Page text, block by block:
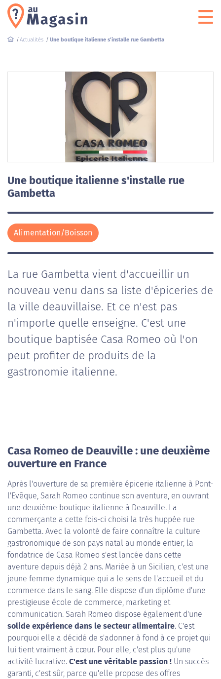
Actualités Une boutique italienne s'installe rue Gambetta
Une boutique italienne s'installe rue
Gambetta
Alimentation/Boisson
La rue Gambetta vient d'accueillir un
nouveau venu dans sa liste d'épiceries de
la ville deauvillaise. Et ce n'est pas
n'importe quelle enseigne. C'est une
boutique baptisée Casa Romeo où l'on
peut profiter de produits de la
gastronomie italienne.
Casa Romeo de Deauville : une deuxième
ouverture en France
Après l'ouverture de sa première épicerie italienne à Pont-
l'Evêque, Sarah Romeo continue son aventure, en ouvrant
une deuxième boutique italienne à Deauville. La
commerçante a cette fois-ci choisi la très huppée rue
Gambetta. Avec la volonté de faire connaître la culture
gastronomique de son pays natal au monde entier, la
fondatrice de Casa Romeo s'est lancée dans cette
aventure depuis déjà 2 ans. Mariée à un Sicilien, c'est une
jeune femme dynamique qui a le sens de l'accueil et du
commerce dans le sang. Elle dispose d'un diplôme d'une
prestigieuse école de commerce, marketing et
communication. Sarah Romeo dispose également d'une
solide expérience dans le secteur alimentaire. C'est
pourquoi elle a décidé de s'adonner à fond à ce projet qui
lui tient vraiment à cœur. Pour elle, c'est plus qu'une
activité lucrative. C'est une véritable passion ! Un succès
garanti, c'est sûr, parce qu'elle propose des offres